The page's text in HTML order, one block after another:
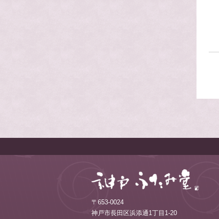
〒653-0024
神戸市長田区浜添通1丁目1-20